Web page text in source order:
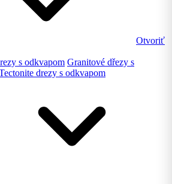
Otvoriť
s odkvapom Granitové dřezy s
drezy s odkvapom